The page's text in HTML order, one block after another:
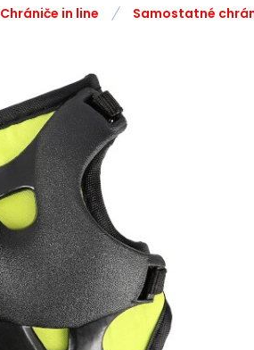
Chrániče in line Samostatné